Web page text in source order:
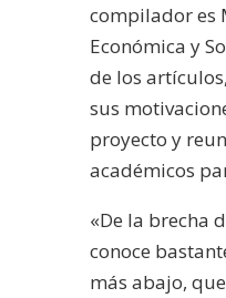
compilador es
Económica y
de los
sus
proyecto y
académicos
«De la brecha
conoce
más abajo,